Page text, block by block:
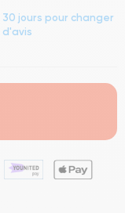
30 jours pour changer
d'avis